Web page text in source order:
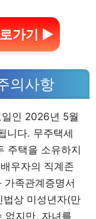
가기 ▶
의사항
인 2026년 5월
니다. 무주택세
주택을 소유하지
우자의 직계존
가족관계증명서
상 미성년자(만
없지만, 자녀를